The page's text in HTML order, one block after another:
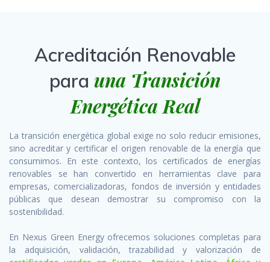
Acreditación Renovable
para una Transición
Energética Real
La transición energética global exige no solo reducir emisiones,
sino acreditar y certificar el origen renovable de la energía que
consumimos. En este contexto, los certificados de energías
renovables se han convertido en herramientas clave para
empresas, comercializadoras, fondos de inversión y entidades
públicas que desean demostrar su compromiso con la
sostenibilidad.
En Nexus Green Energy ofrecemos soluciones completas para
la adquisición, validación, trazabilidad y valorización de